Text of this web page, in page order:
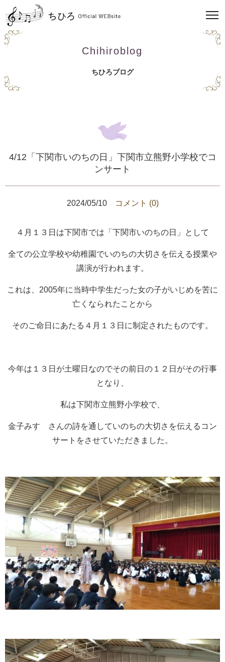
Chihiroblog
ちひろブログ
4/12「下関市いのちの日」下関市立熊野小学校でコ
ンサート
2024/05/10 コメント (0)
４月１３日は下関市では「下関市いのちの日」として
全ての公立学校や幼稚園でいのちの大切さを伝える授業や
講演が行われます。
これは、2005年に当時中学生だった女の子がいじめを苦に
亡くなられたことから
そのご命日にあたる４月１３日に制定されたものです。
今年は１３日が土曜日なのでその前日の１２日がその行事
となり、
私は下関市立熊野小学校で、
金子みすゞさんの詩を通していのちの大切さを伝えるコン
サートをさせていただきました。